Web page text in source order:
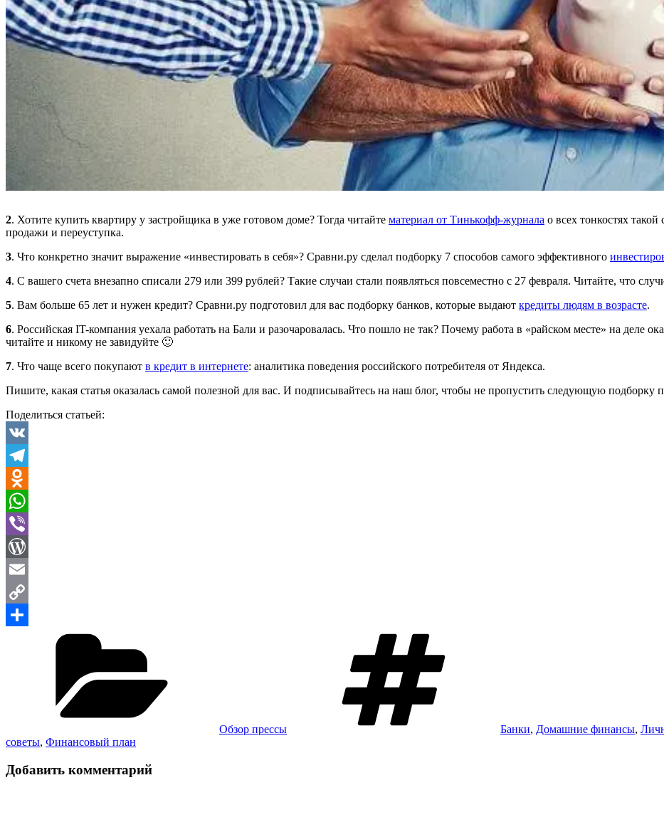
2. Хотите купить квартиру у застройщика в уже готовом доме? Тогда читайте материал от Тинькофф-журнала о всех тонкостях
продажи и переуступка.
3. Что конкретно значит выражение «инвестировать в себя»? Сравни.ру сделал подборку 7 способов самого эффективного
4. С вашего счета внезапно списали 279 или 399 рублей? Такие случаи стали появляться повсеместно с 27 февраля. Читайте, что
5. Вам больше 65 лет и нужен кредит? Сравни.ру подготовил для вас подборку банков, которые выдают кредиты людям в возрасте.
6. Российская IT-компания уехала работать на Бали и разочаровалась. Что пошло не так? Почему работа в «райском месте» на деле
читайте и никому не завидуйте 🙂
7. Что чаще всего покупают в кредит в интернете: аналитика поведения российского потребителя от Яндекса.
Пишите, какая статья оказалась самой полезной для вас. И подписывайтесь на наш блог, чтобы не пропустить следующую подборку
Поделиться статьей:
VK
Telegram
Odnoklassniki
WhatsApp
Viber
WordPress
Email
Copy
Отправить
Обзор прессы Банки, Домашние финансы,
советы, Финансовый план
Добавить комментарий